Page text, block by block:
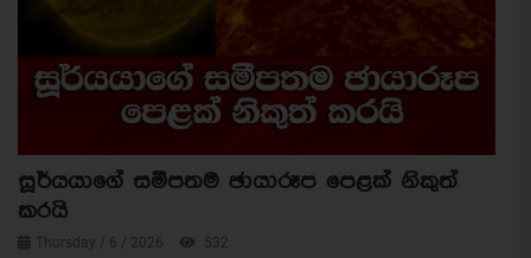
සූර්යයාගේ සමීපතම ඡායාරූප පෙළක් නිකුත්
කරයි
Thursday / 6 / 2026 532